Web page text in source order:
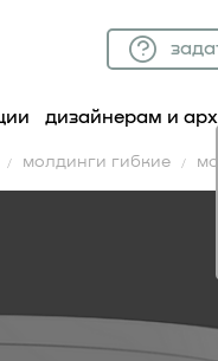
дизайнерам и
молдинги гибкие